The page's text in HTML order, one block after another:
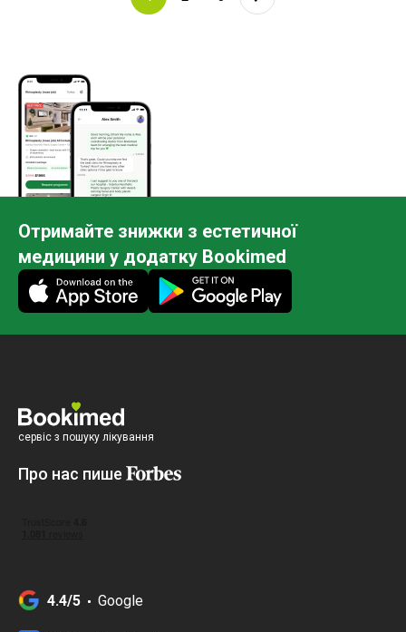
Отримайте знижки з естетичної
медицини у додатку Bookimed
сервіс з пошуку лікування
Про нас пише
4.4/5 Google